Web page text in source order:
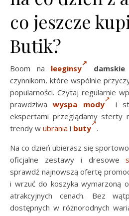
co jeszcze
Butik?
Boom na leeginsy damskie
czynnikom, które wspólnie
popularności. Czytaj regularnie
prawdziwawyspa mody
i
ekspertami przeglądamy sterty
trendy w ubrania i buty .
Na co dzień ubierasz się
oficjalne zestawy i dresowe
sprawdź najnowszą ofertę
i wrzuć do koszyka wymarzoną
atrakcyjnych cenach. Bez
dostępnych w różnorodnych